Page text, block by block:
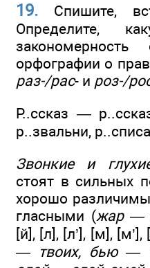
19. Спишите,
Определите,
закономерность
орфографии о
раз-/рас- и роз-/
Р..ссказ —
р..звальни,
Звонкие и
стоят в сильных
хорошо
гласными (жар —
[й], [л], [л’], [м], [м’],
— твоих, бью —